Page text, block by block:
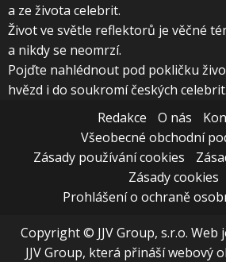
a ze života celebrit.
Život ve světle reflektorů je věčné
a nikdy se neomrzí.
Pojďte nahlédnout pod pokličku
hvězd i do soukromí českých celebrit.
Redakce
O nás
Všeobecné obchodní
Zásady používání cookies
Zásady cookies
Prohlášení o ochraně
Copyright © JJV Group, s.r.o.
JJV Group, která přináší webový